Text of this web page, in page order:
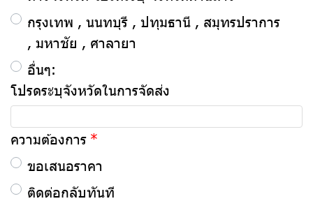
กรุงเทพ , นนทบุรี , ปทุมธานี , สมุทรปราการ
, มหาชัย , ศาลายา
อื่นๆ:
โปรดระบุจังหวัดในการจัดส่ง
ความต้องการ
ขอเสนอราคา
ติดต่อกลับทันที